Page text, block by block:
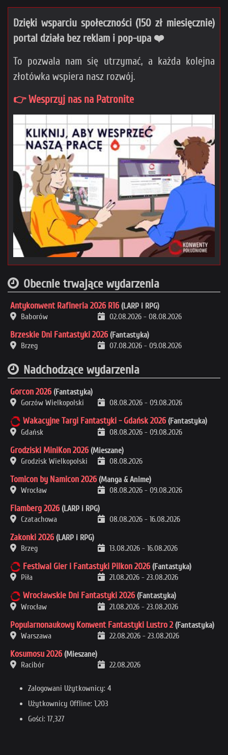
Dzięki wsparciu społeczności (150 zł miesięcznie)
portal działa bez reklam i pop-upa ❤️
To pozwala nam się utrzymać, a każda kolejna
złotówka wspiera nasz rozwój.
👉 Wesprzyj nas na Patronite
Obecnie trwające wydarzenia
Antykonwent Rafineria 2026 R16 (LARP i RPG)
Baborów
02.08.2026 - 08.08.2026
Brzeskie Dni Fantastyki 2026 (Fantastyka)
Brzeg
07.08.2026 - 09.08.2026
Nadchodzące wydarzenia
Gorcon 2026 (Fantastyka)
Gorzów Wielkopolski
08.08.2026 - 09.08.2026
Wakacyjne Targi Fantastyki - Gdańsk 2026 (Fantastyka)
Gdańsk
08.08.2026 - 09.08.2026
Grodziski MiniKon 2026 (Mieszane)
Grodzisk Wielkopolski
08.08.2026
Tomicon by Namicon 2026 (Manga & Anime)
Wrocław
08.08.2026 - 09.08.2026
Flamberg 2026 (LARP i RPG)
Czatachowa
08.08.2026 - 16.08.2026
Zakonki 2026 (LARP i RPG)
Brzeg
13.08.2026 - 16.08.2026
Festiwal Gier i Fantastyki Pilkon 2026 (Fantastyka)
Piła
21.08.2026 - 23.08.2026
Wrocławskie Dni Fantastyki 2026 (Fantastyka)
Wrocław
21.08.2026 - 23.08.2026
Popularnonaukowy Konwent Fantastyki Lustro 2 (Fantastyka)
Warszawa
22.08.2026 - 23.08.2026
Kosumosu 2026 (Mieszane)
Racibór
22.08.2026
Zalogowani Użytkownicy: 4
Użytkownicy Offline: 1,203
Gości: 17,327